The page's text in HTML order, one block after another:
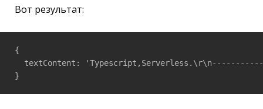
Вот результат:
{
textContent:
}